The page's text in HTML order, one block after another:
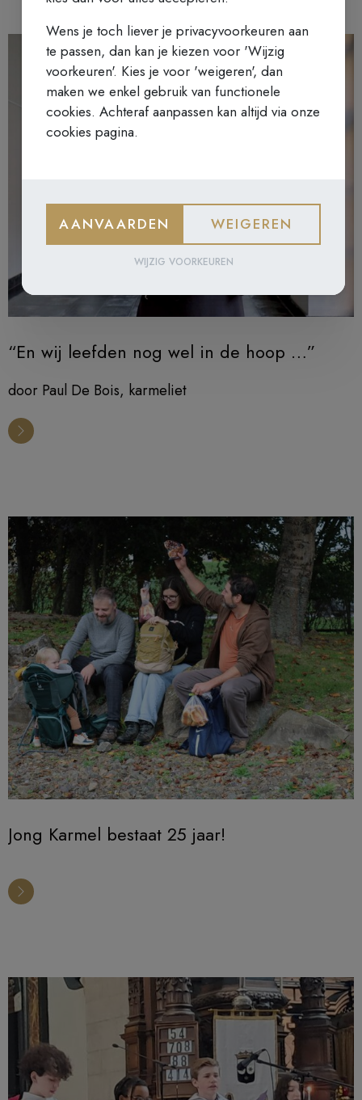
“En wij leefden nog wel in de hoop …”
door Paul De Bois, karmeliet
Jong Karmel bestaat 25 jaar!
Wens je toch liever je privacyvoorkeuren aan
te passen, dan kan je kiezen voor 'Wijzig
voorkeuren'. Kies je voor 'weigeren', dan
maken we enkel gebruik van functionele
cookies. Achteraf aanpassen kan altijd via onze
cookies pagina.
AANVAARDEN WEIGEREN
WIJZIG VOORKEUREN